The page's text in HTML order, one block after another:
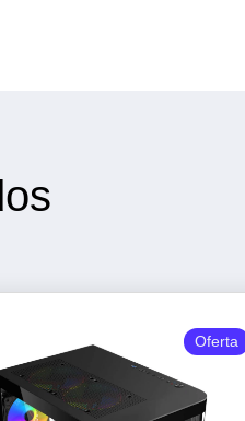
Oferta